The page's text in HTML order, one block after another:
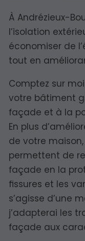
À Andrézieux-
l’isolation
économiser de
tout en
Comptez sur
votre bâtiment
façade et à la
En plus
de votre
permettent de
façade en la
fissures et les
s’agisse d’une
j’adapterai les
façade aux